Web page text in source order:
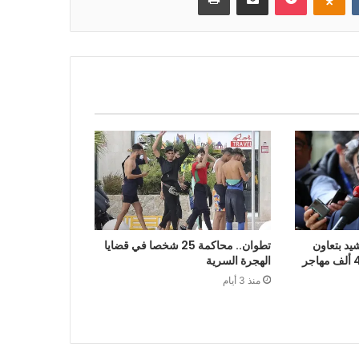
بتعاون
الرباط في إعادة قرابة 48 ألف مهاجر
تطوان.. محاكمة 25 شخصا في قضايا
الهجرة السرية
منذ 3 أيام